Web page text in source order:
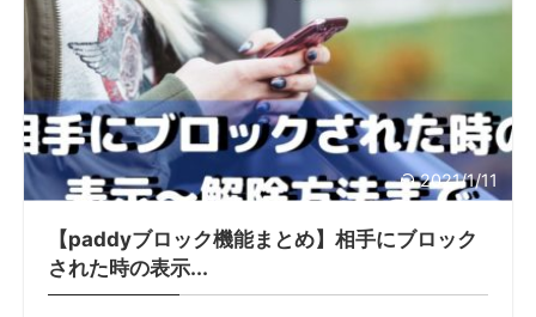
2021/1/11
【paddyブロック機能まとめ】相手にブロック
された時の表示...